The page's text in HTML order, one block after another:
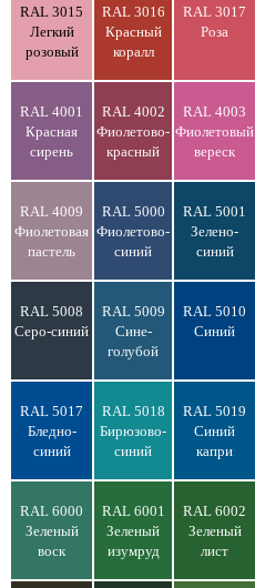
RAL 3015
Легкий
розовый
RAL 3016
Красный
коралл
RAL 3017
Роза
RAL 4001
Красная
сирень
RAL 4002
Фиолетово-
красный
RAL 4003
Фиолетовый
вереск
RAL 4009
Фиолетовая
пастель
RAL 5000
Фиолетово-
синий
RAL 5001
Зелено-
синий
RAL 5008
Серо-синий
RAL 5009
Сине-
голубой
RAL 5010
Синий
RAL 5017
Бледно-
синий
RAL 5018
Бирюзово-
синий
RAL 5019
Синий
капри
RAL 6000
Зеленый
воск
RAL 6001
Зеленый
изумруд
RAL 6002
Зеленый
лист